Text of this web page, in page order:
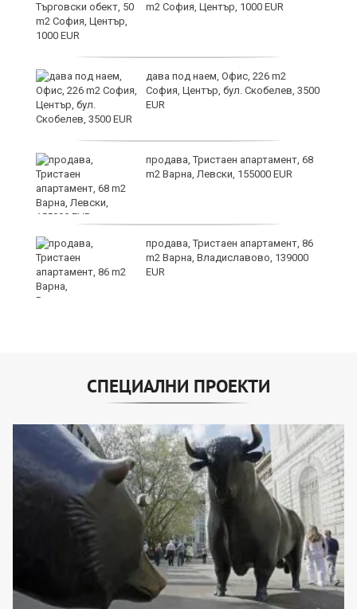
m2 София, Център, 1000 EUR
дава под наем, Офис, 226 m2
София, Център, бул. Скобелев, 3500
EUR
продава, Тристаен апартамент, 68
m2 Варна, Левски, 155000 EUR
продава, Тристаен апартамент, 86
m2 Варна, Владиславово, 139000
EUR
СПЕЦИАЛНИ ПРОЕКТИ